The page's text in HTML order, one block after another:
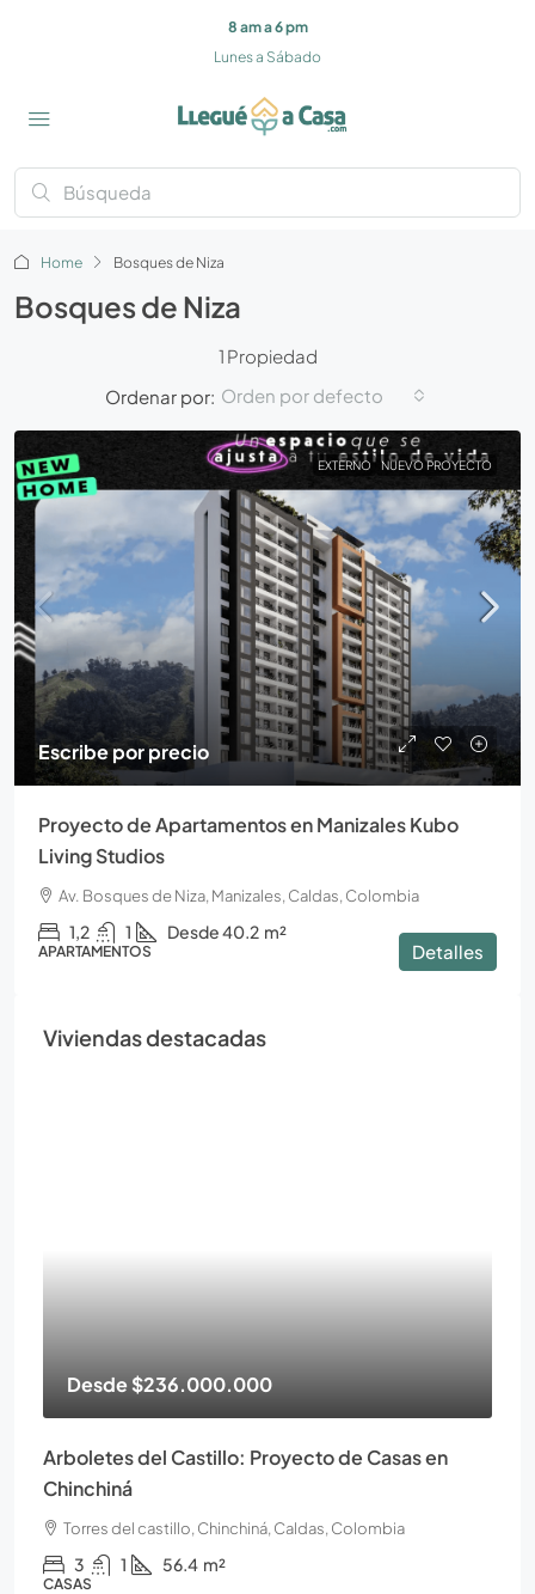
8 am a 6 pm
Lunes a Sábado
Home Bosques de Niza
Bosques de Niza
1 Propiedad
Ordenar por: Orden por defecto
EXTERNO NUEVO PROYECTO
Escribe por precio
Proyecto de Apartamentos en Manizales Kubo
Living Studios
Av. Bosques de Niza, Manizales, Caldas, Colombia
1,2 1 Desde 40.2 m²
APARTAMENTOS Detalles
Viviendas destacadas
Desde$236.000.000
Arboletes del Castillo: Proyecto de Casas en
Chinchiná
Torres del castillo, Chinchiná, Caldas, Colombia
3 1 56.4 m²
CASAS